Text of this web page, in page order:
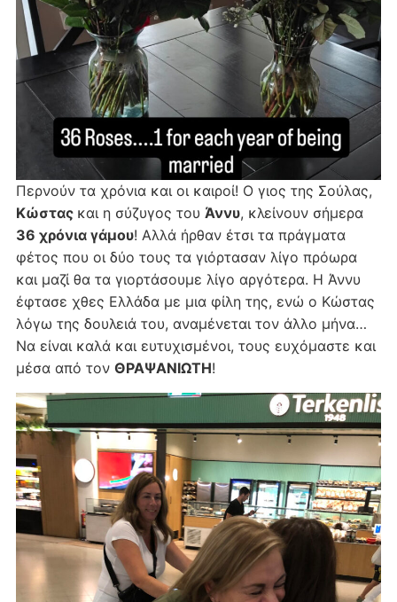
Περνούν τα χρόνια και οι καιροί! Ο γιος της Σούλας,
Κώστας και η σύζυγος του Άννυ, κλείνουν σήμερα
36 χρόνια γάμου! Αλλά ήρθαν έτσι τα πράγματα
φέτος που οι δύο τους τα γιόρτασαν λίγο πρόωρα
και μαζί θα τα γιορτάσουμε λίγο αργότερα. Η Άννυ
έφτασε χθες Ελλάδα με μια φίλη της, ενώ ο Κώστας
λόγω της δουλειά του, αναμένεται τον άλλο μήνα…
Να είναι καλά και ευτυχισμένοι, τους ευχόμαστε και
μέσα από τον ΘΡΑΨΑΝΙΩΤΗ!